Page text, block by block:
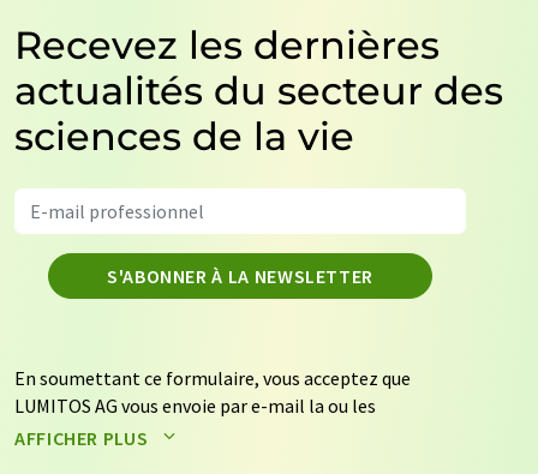
Recevez les dernières
actualités du secteur des
sciences de la vie
S'ABONNER À LA NEWSLETTER
En soumettant ce formulaire, vous acceptez que
LUMITOS AG vous envoie par e-mail la ou les
newsletters sélectionnées ci-dessus. Vos données ne
AFFICHER PLUS